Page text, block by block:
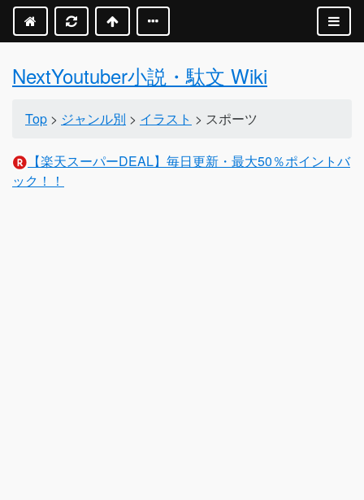
NextYoutuber小説・駄文 Wiki
Top > ジャンル別 > イラスト > スポーツ
【楽天スーパーDEAL】毎日更新・最大50％ポイントバ
ック！！